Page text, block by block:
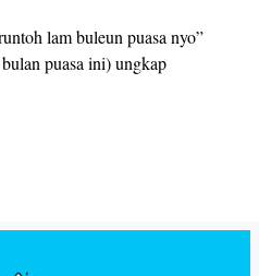
lam buleun puasa nyo”
puasa ini) ungkap